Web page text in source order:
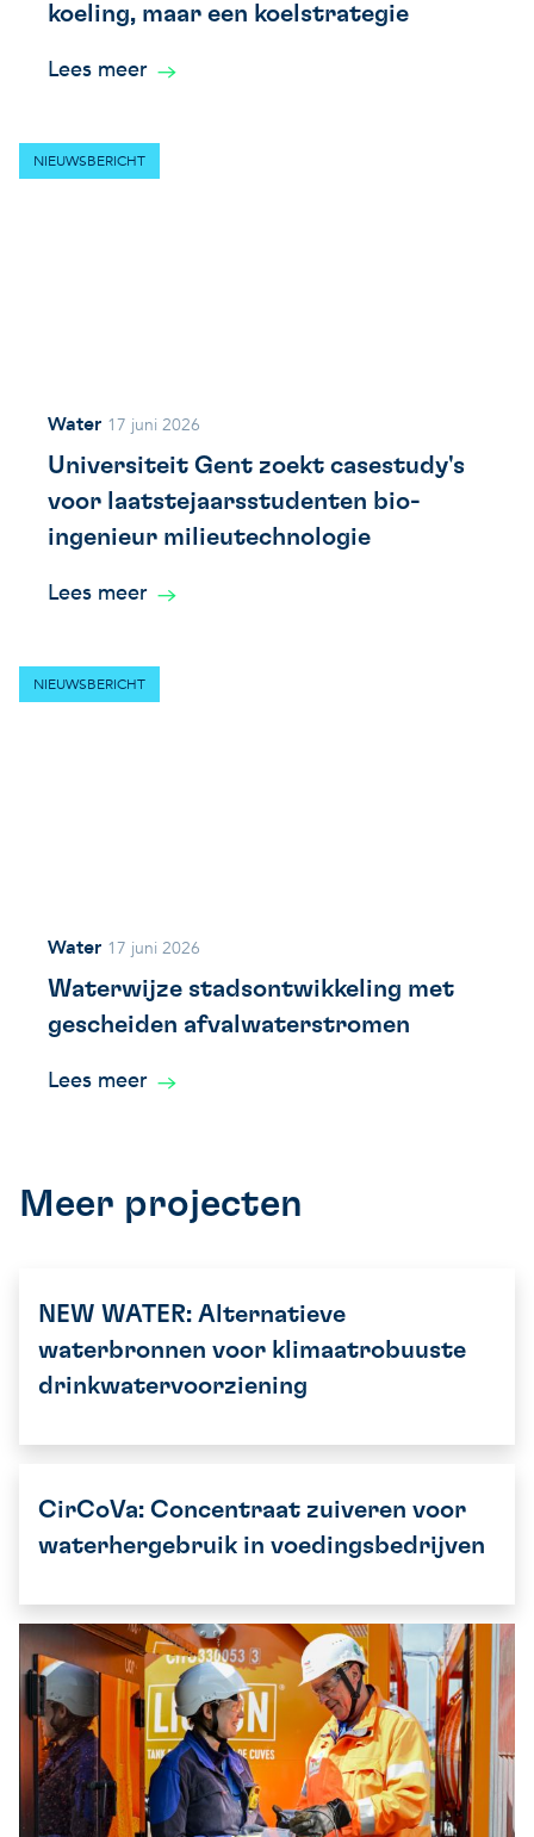
koeling, maar een koelstrategie
Lees meer
NIEUWSBERICHT
Water 17 juni 2026
Universiteit Gent zoekt casestudy's
voor laatstejaarsstudenten bio-
ingenieur milieutechnologie
Lees meer
NIEUWSBERICHT
Water 17 juni 2026
Waterwijze stadsontwikkeling met
gescheiden afvalwaterstromen
Lees meer
Meer projecten
NEW WATER: Alternatieve
waterbronnen voor klimaatrobuuste
drinkwatervoorziening
CirCoVa: Concentraat zuiveren voor
waterhergebruik in voedingsbedrijven